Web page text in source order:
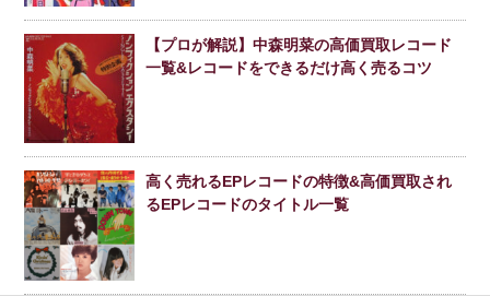
【プロが解説】中森明菜の高価買取レコード
一覧&レコードをできるだけ高く売るコツ
高く売れるEPレコードの特徴&高価買取され
るEPレコードのタイトル一覧